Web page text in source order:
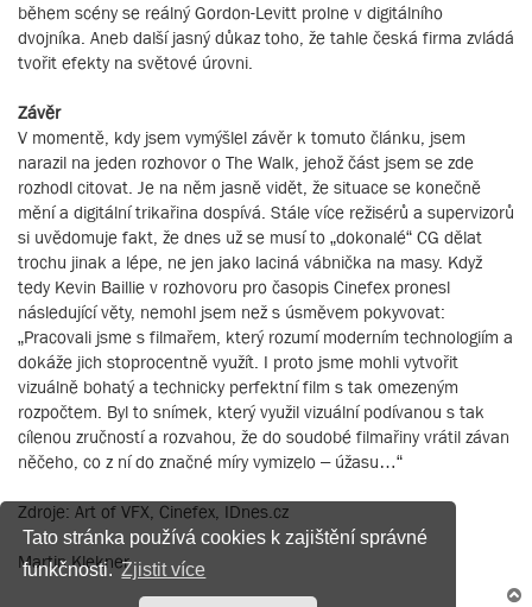
Tato stránka používá cookies k zajištění správné
funkčnosti.Zjistit více
během scény se reálný Gordon-Levitt prolne v digitálního
dvojníka. Aneb další jasný důkaz toho, že tahle česká firma zvládá
tvořit efekty na světové úrovni.
Závěr
V momentě, kdy jsem vymýšlel závěr k tomuto článku, jsem
narazil na jeden rozhovor o The Walk, jehož část jsem se zde
rozhodl citovat. Je na něm jasně vidět, že situace se konečně
mění a digitální trikařina dospívá. Stále více režisérů a supervizorů
si uvědomuje fakt, že dnes už se musí to „dokonalé“ CG dělat
trochu jinak a lépe, ne jen jako laciná vábnička na masy. Když
tedy Kevin Baillie v rozhovoru pro časopis Cinefex pronesl
následující věty, nemohl jsem než s úsměvem pokyvovat:
„Pracovali jsme s filmařem, který rozumí moderním technologiím a
dokáže jich stoprocentně využít. I proto jsme mohli vytvořit
vizuálně bohatý a technicky perfektní film s tak omezeným
rozpočtem. Byl to snímek, který využil vizuální podívanou s tak
cílenou zručností a rozvahou, že do soudobé filmařiny vrátil závan
něčeho, co z ní do značné míry vymizelo – úžasu…“
Zdroje: Art of VFX, Cinefex, IDnes.cz
Martin Klekner